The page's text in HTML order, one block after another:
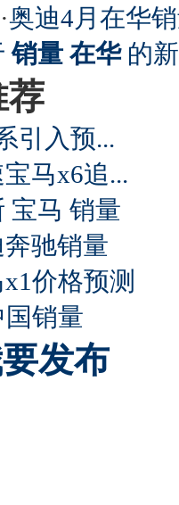
·奥迪4月在华
销量 在华的
荐
引入预...
马x6追...
宝马 销量
驰销量
价格预测
销量
发布